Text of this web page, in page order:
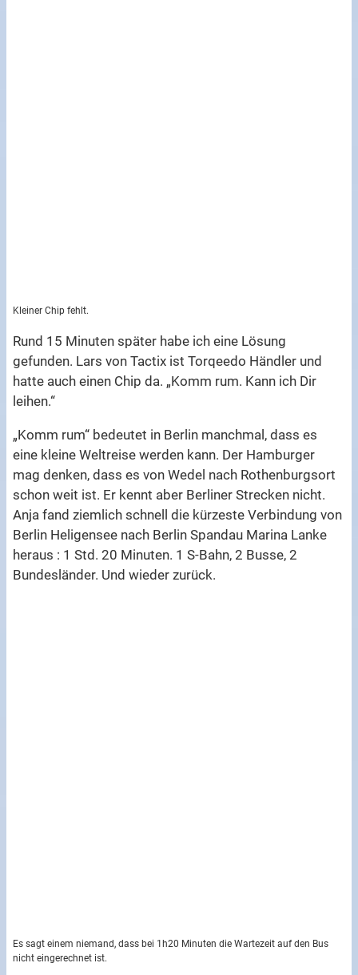
Kleiner Chip fehlt.
Rund 15 Minuten später habe ich eine Lösung
gefunden. Lars von Tactix ist Torqeedo Händler und
hatte auch einen Chip da. „Komm rum. Kann ich Dir
leihen.“
„Komm rum“ bedeutet in Berlin manchmal, dass es
eine kleine Weltreise werden kann. Der Hamburger
mag denken, dass es von Wedel nach Rothenburgsort
schon weit ist. Er kennt aber Berliner Strecken nicht.
Anja fand ziemlich schnell die kürzeste Verbindung von
Berlin Heligensee nach Berlin Spandau Marina Lanke
heraus : 1 Std. 20 Minuten. 1 S-Bahn, 2 Busse, 2
Bundesländer. Und wieder zurück.
Es sagt einem niemand, dass bei 1h20 Minuten die Wartezeit auf den Bus
nicht eingerechnet ist.